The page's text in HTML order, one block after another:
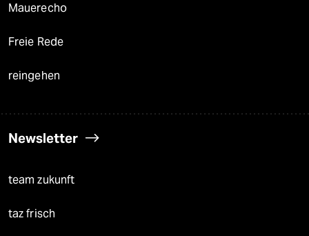
Mauerecho
Freie Rede
reingehen
Newsletter
team zukunft
taz frisch